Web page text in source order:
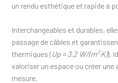
un rendu esthétique et rapide à
Interchangeables et durables,
passage de câbles et
thermiques (Up = 3,2 W/(m²·K)).
valoriser un espace ou créer
mesure.